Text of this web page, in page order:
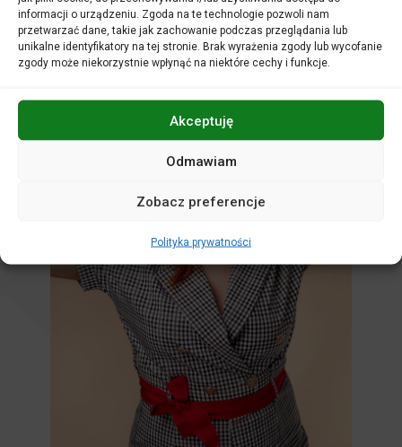
informacji o urządzeniu. Zgoda na te technologie pozwoli nam
przetwarzać dane, takie jak zachowanie podczas przeglądania lub
unikalne identyfikatory na tej stronie. Brak wyrażenia zgody lub wycofanie
zgody może niekorzystnie wpłynąć na niektóre cechy i funkcje.
Akceptuję
Odmawiam
Zobacz preferencje
Polityka prywatności